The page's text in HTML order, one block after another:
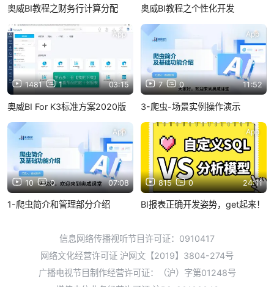
奥威BI教程之财务行计算分配 奥威BI教程之个性化开发
1481 1 03:15
App
奥威BI For K3标准方案2020版
7 0 11:52
App
3-爬虫-场景实例操作演示
10 0 07:08
App
1-爬虫简介和管理部分介绍
815 0 24:11
App
BI报表正确开发姿势，get起来！
信息网络传播视听节目许可证：0910417
网络文化经营许可证 沪网文【2019】3804-274号
广播电视节目制作经营许可证：（沪）字第01248号